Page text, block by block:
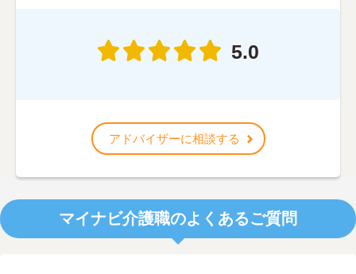
5.0
アドバイザーに相談する
マイナビ介護職のよくあるご質問